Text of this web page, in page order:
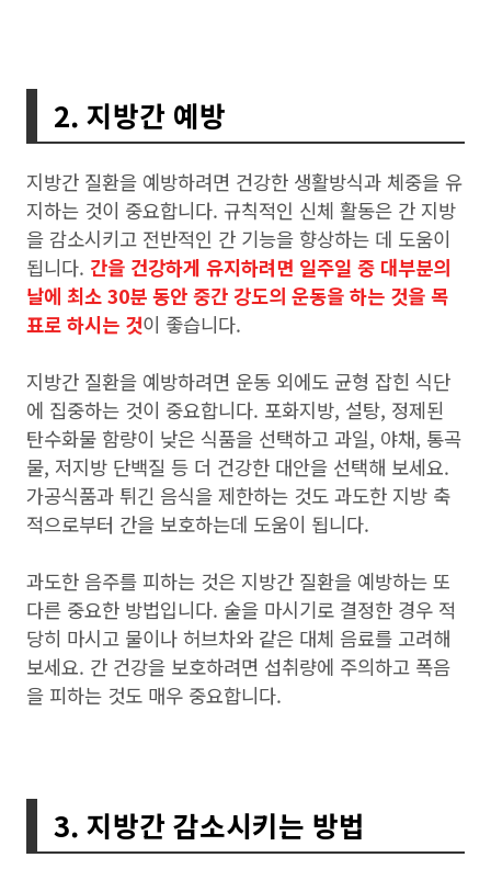
2. 지방간 예방
지방간 질환을 예방하려면 건강한 생활방식과 체중을 유
지하는 것이 중요합니다. 규칙적인 신체 활동은 간 지방
을 감소시키고 전반적인 간 기능을 향상하는 데 도움이
됩니다. 간을 건강하게 유지하려면 일주일 중 대부분의
날에 최소 30분 동안 중간 강도의 운동을 하는 것을 목
표로 하시는 것이 좋습니다.
지방간 질환을 예방하려면 운동 외에도 균형 잡힌 식단
에 집중하는 것이 중요합니다. 포화지방, 설탕, 정제된
탄수화물 함량이 낮은 식품을 선택하고 과일, 야채, 통곡
물, 저지방 단백질 등 더 건강한 대안을 선택해 보세요.
가공식품과 튀긴 음식을 제한하는 것도 과도한 지방 축
적으로부터 간을 보호하는데 도움이 됩니다.
과도한 음주를 피하는 것은 지방간 질환을 예방하는 또
다른 중요한 방법입니다. 술을 마시기로 결정한 경우 적
당히 마시고 물이나 허브차와 같은 대체 음료를 고려해
보세요. 간 건강을 보호하려면 섭취량에 주의하고 폭음
을 피하는 것도 매우 중요합니다.
3. 지방간 감소시키는 방법